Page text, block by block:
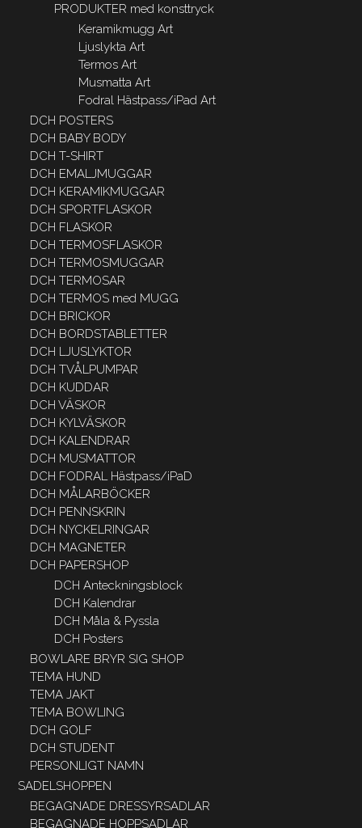
PRODUKTER med konsttryck
Keramikmugg Art
Ljuslykta Art
Termos Art
Musmatta Art
Fodral Hästpass/iPad Art
DCH POSTERS
DCH BABY BODY
DCH T-SHIRT
DCH EMALJMUGGAR
DCH KERAMIKMUGGAR
DCH SPORTFLASKOR
DCH FLASKOR
DCH TERMOSFLASKOR
DCH TERMOSMUGGAR
DCH TERMOSAR
DCH TERMOS med MUGG
DCH BRICKOR
DCH BORDSTABLETTER
DCH LJUSLYKTOR
DCH TVÅLPUMPAR
DCH KUDDAR
DCH VÄSKOR
DCH KYLVÄSKOR
DCH KALENDRAR
DCH MUSMATTOR
DCH FODRAL Hästpass/iPaD
DCH MÅLARBÖCKER
DCH PENNSKRIN
DCH NYCKELRINGAR
DCH MAGNETER
DCH PAPERSHOP
DCH Anteckningsblock
DCH Kalendrar
DCH Måla & Pyssla
DCH Posters
BOWLARE BRYR SIG SHOP
TEMA HUND
TEMA JAKT
TEMA BOWLING
DCH GOLF
DCH STUDENT
PERSONLIGT NAMN
SADELSHOPPEN
BEGAGNADE DRESSYRSADLAR
BEGAGNADE HOPPSADLAR